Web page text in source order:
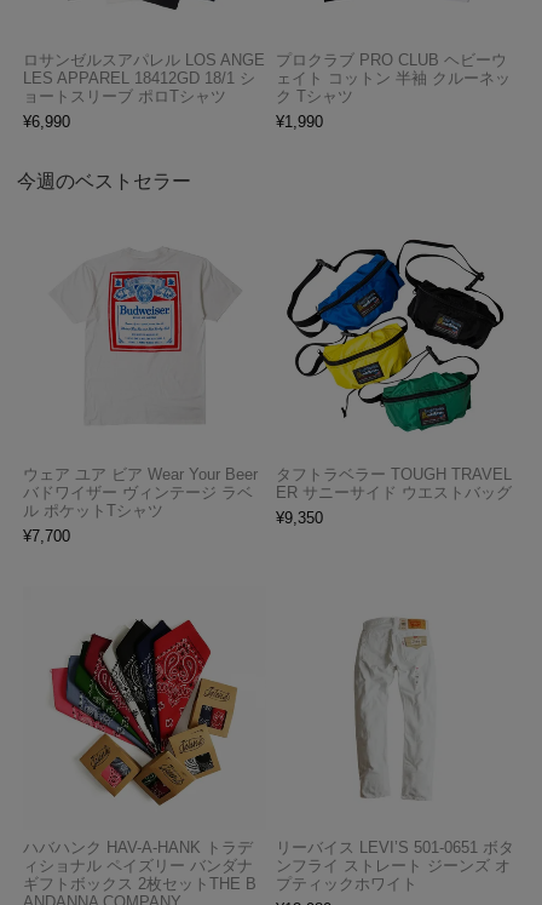
ロサンゼルスアパレル LOS ANGE
LES APPAREL 18412GD 18/1 シ
ョートスリーブ ポロTシャツ
¥6,990
プロクラブ PRO CLUB ヘビーウ
ェイト コットン 半袖 クルーネッ
ク Tシャツ
¥1,990
今週のベストセラー
ウェア ユア ビア Wear Your Beer
バドワイザー ヴィンテージ ラベ
ル ポケットTシャツ
¥7,700
タフトラベラー TOUGH TRAVEL
ER サニーサイド ウエストバッグ
¥9,350
ハバハンク HAV-A-HANK トラデ
ィショナル ペイズリー バンダナ
ギフトボックス 2枚セットTHE B
リーバイス LEVI’S 501-0651 ボタ
ンフライ ストレート ジーンズ オ
プティックホワイト